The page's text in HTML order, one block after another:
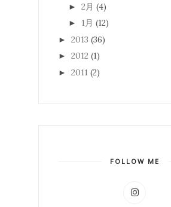
► 2月 (4)
► 1月 (12)
► 2013 (36)
► 2012 (1)
► 2011 (2)
FOLLOW ME